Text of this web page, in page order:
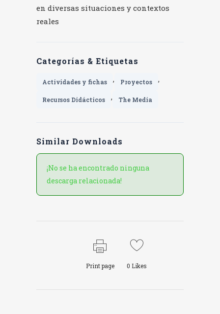
en diversas situaciones y contextos
reales
Categorías & Etiquetas
Actividades y fichas , Proyectos ,
Recursos Didácticos , The Media
Similar Downloads
¡No se ha encontrado ninguna
descarga relacionada!
Print page 0 Likes